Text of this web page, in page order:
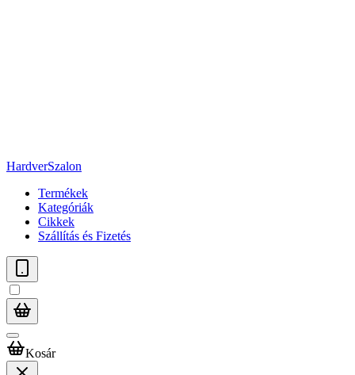
HardverSzalon
Termékek
Kategóriák
Cikkek
Szállítás és Fizetés
Kosár